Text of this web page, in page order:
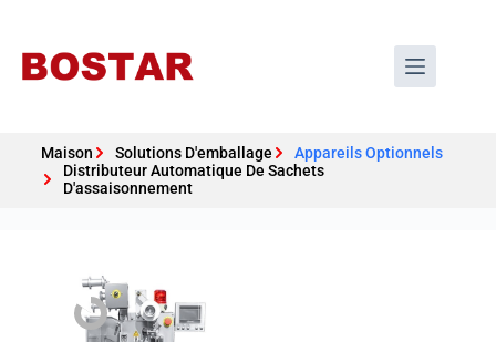
Maison Solutions D'emballage
Appareils Optionnels
Distributeur Automatique De Sachets
D'assaisonnement